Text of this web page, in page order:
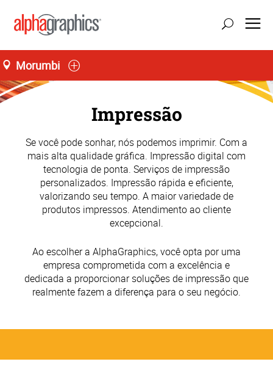
Morumbi
Impressão
Se você pode sonhar, nós podemos imprimir. Com a
mais alta qualidade gráfica. Impressão digital com
tecnologia de ponta. Serviços de impressão
personalizados. Impressão rápida e eficiente,
valorizando seu tempo. A maior variedade de
produtos impressos. Atendimento ao cliente
excepcional.
Ao escolher a AlphaGraphics, você opta por uma
empresa comprometida com a excelência e
dedicada a proporcionar soluções de impressão que
realmente fazem a diferença para o seu negócio.